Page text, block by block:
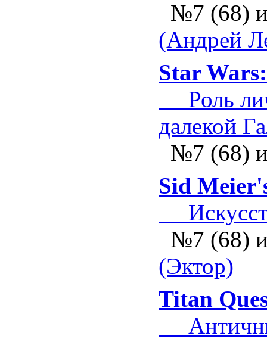
№7 (68)
(Андрей
Star
Роль
далекой
№7 (68)
Sid
№7 (68)
(Эктор)
Titan